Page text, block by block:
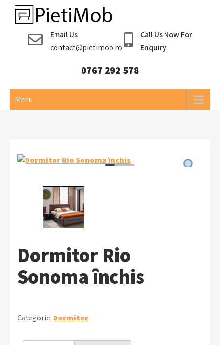
Pieti Mob
Email Us
contact@pietimob.ro
Call Us Now For
Enquiry
0767 292 578
Menu
Dormitor Rio
Sonoma închis
Categorie: Dormitor